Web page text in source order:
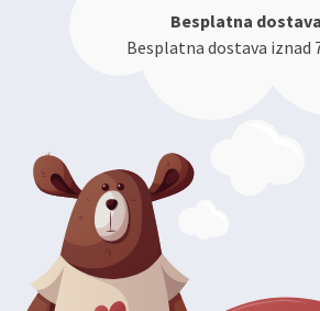
Besplatna dostava
Besplatna dostava iznad